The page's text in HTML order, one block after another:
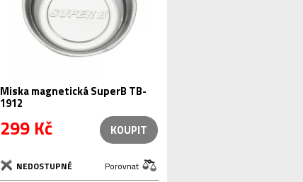
Miska magnetická SuperB TB-
1912
299 Kč KOUPIT
NEDOSTUPNÉ Porovnat